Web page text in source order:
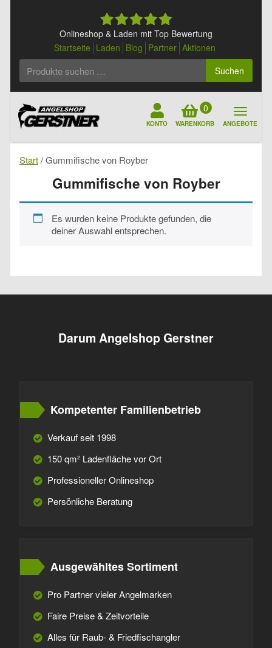
Onlineshop & Laden mit Top Bewertung
Startseite Laden Blog Partner Aktionen
Suchen
KONTO
0
WARENKORB ANGEBOTE
Start/ Gummifische von Royber
Gummifische von Royber
Es wurden keine Produkte gefunden, die
deiner Auswahl entsprechen.
Darum Angelshop Gerstner
Kompetenter Familienbetrieb
Verkauf seit 1998
150 qm² Ladenfläche vor Ort
Professioneller Onlineshop
Persönliche Beratung
Ausgewähltes Sortiment
Pro Partner vieler Angelmarken
Faire Preise & Zeitvorteile
Alles für Raub- & Friedfischangler